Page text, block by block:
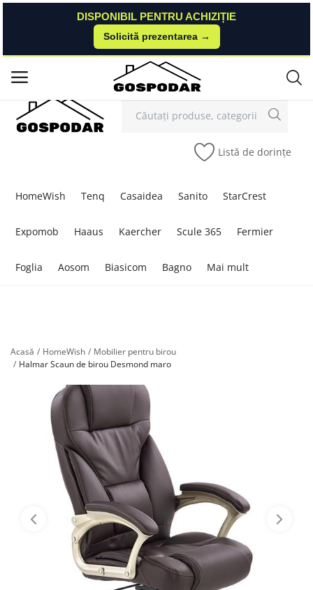
DISPONIBIL PENTRU ACHIZIȚIE
Solicită prezentarea →
Contact Autentificare Înregistrare
Listă de dorințe
HomeWish Tenq Casaidea Sanito StarCrest
Expomob Haaus Kaercher Scule 365 Fermier
Foglia Aosom Biasicom Bagno Mai mult
DISPONIBIL PENTRU ACHIZIȚIE
Solicită prezentarea →
Meniu principal
Categorii
Acasă HomeWish
Mobilier pentru birou
Halmar Scaun de birou Desmond maro